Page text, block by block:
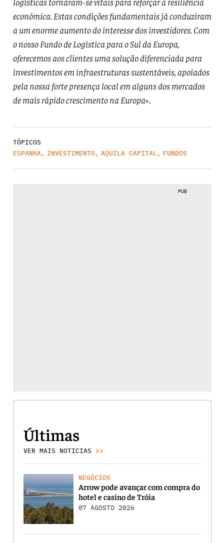
económica. Estas condições fundamentais já conduziram
a um enorme aumento do interesse dos investidores. Com
o nosso Fundo de Logística para o Sul da Europa,
oferecemos aos clientes uma solução diferenciada para
investimentos em infraestruturas sustentáveis, apoiados
pela nossa forte presença local em alguns dos mercados
de mais rápido crescimento na Europa».
TÓPICOS
ESPANHA, INVESTIMENTO, AQUILA CAPITAL , FUNDOS
PUB
Últimas
VER MAIS NOTICIAS >>
NEGÓCIOS
Arrow pode avançar com compra do
hotel e casino de Tróia
07 AGOSTO 2026